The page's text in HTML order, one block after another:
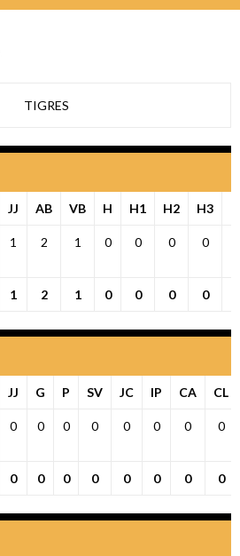
TIGRES
JJ AB VB H H1 H2 H3
1 2 1 0 0 0 0
1 2 1 0 0 0 0
JJ G P SV JC IP CA CL
0 0 0 0 0 0 0 0
0 0 0 0 0 0 0 0